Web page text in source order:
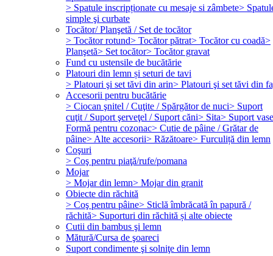
> Spatule inscripționate cu mesaje si zâmbete>
simple şi curbate
Tocător/ Planşetă / Set de tocător
> Tocător rotund> Tocător pătrat> Tocător cu coadă>
Planşetă> Set tocător> Tocător gravat
Fund cu ustensile de bucătărie
Platouri din lemn și seturi de tavi
> Platouri şi set tăvi din arin> Platouri şi set tăvi din
Accesorii pentru bucătărie
> Ciocan şnitel / Cuţite / Spărgător de nuci> Suport
cuţit / Suport şerveţel / Suport căni> Sita> Suport vase
Formă pentru cozonac> Cutie de pâine / Grătar de
pâine> Alte accesorii> Răzătoare> Furculiță din lemn
Coşuri
> Coş pentru piaţă/rufe/pomana
Mojar
> Mojar din lemn> Mojar din granit
Obiecte din răchită
> Coş pentru pâine> Sticlă îmbrăcată în papură /
răchită> Suporturi din răchită și alte obiecte
Cutii din bambus şi lemn
Mătură/Cursa de şoareci
Suport condimente şi solniţe din lemn